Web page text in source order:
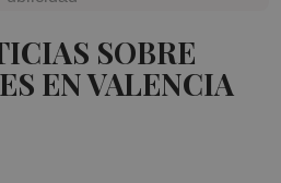
SOBRE
EN VALENCIA